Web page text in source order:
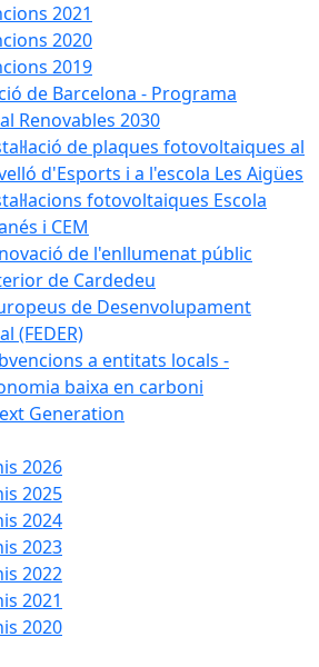
2021
2020
2019
de Barcelona - Programa
Renovables 2030
de plaques fotovoltaiques al
d'Esports i a l'escola Les Aigües
fotovoltaiques Escola
i CEM
de l'enllumenat públic
de Cardedeu
de Desenvolupament
(FEDER)
a entitats locals -
baixa en carboni
Generation
2026
2025
2024
2023
2022
2021
2020